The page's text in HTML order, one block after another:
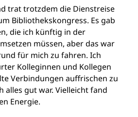
trat trotzdem die Dienstreise
Bibliothekskongress. Es gab
die ich künftig in der
müssen, aber das war
für mich zu fahren. Ich
Kolleginnen und Kollegen
Verbindungen auffrischen zu
alles gut war. Vielleicht fand
Energie.